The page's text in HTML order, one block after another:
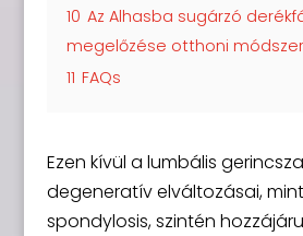
10 Az Alhasba sugárzó
megelőzése otthoni
11 FAQs
Ezen kívül a lumbális
degeneratív elváltozásai,
spondylosis, szintén